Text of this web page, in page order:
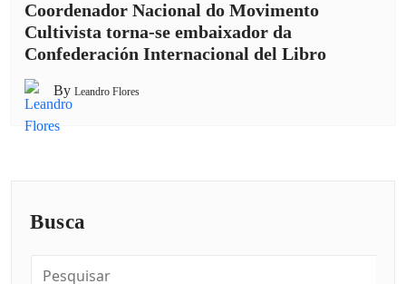
Coordenador Nacional do Movimento
Cultivista torna-se embaixador da
Confederación Internacional del Libro
By Leandro Flores
Busca